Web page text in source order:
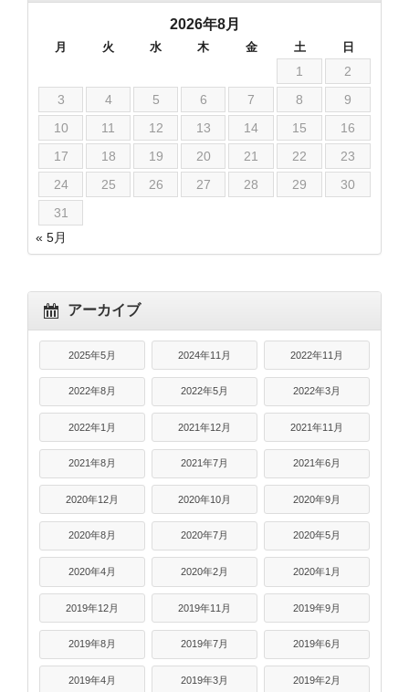
2026年8月
月 火 水 木 金 土 日
1
2
3
4 5 6 7 8
9
10
11 12 13 14 15
16
17
18 19 20 21 22
23
24
25 26 27 28 29
30
31
« 5月
アーカイブ
2025年5月 2024年11月 2022年11月
2022年8月 2022年5月 2022年3月
2022年1月 2021年12月 2021年11月
2021年8月 2021年7月 2021年6月
2020年12月 2020年10月 2020年9月
2020年8月 2020年7月 2020年5月
2020年4月 2020年2月 2020年1月
2019年12月 2019年11月 2019年9月
2019年8月 2019年7月 2019年6月
2019年4月 2019年3月 2019年2月